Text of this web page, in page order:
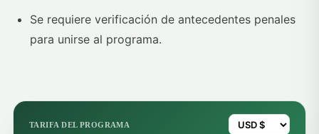
Se requiere verificación de antecedentes penales
para unirse al programa.
TARIFA DEL PROGRAMA